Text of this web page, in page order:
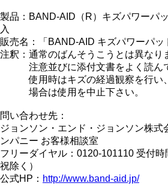
製品：BAND-AID（R）キズパワーパ
入
販売名：「BAND-AID キズパワーパッ
注釈：通常のばんそうこうとは異なり
注意並びに添付文書をよく読んで
使用時はキズの経過観察を行い、
場合は使用を中止下さい。
問い合わせ先：
ジョンソン・エンド・ジョンソン株式
ンパニー お客様相談室
フリーダイヤル：0120-101110 受付時
祝除く）
公式HP： http://www.band-aid.jp/